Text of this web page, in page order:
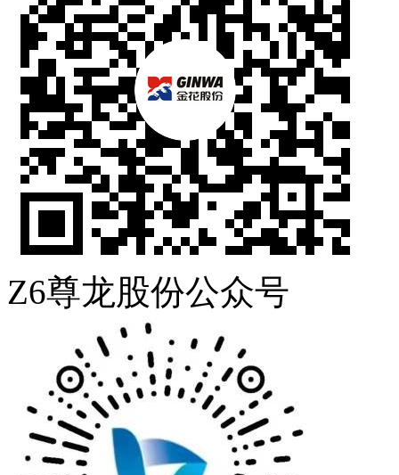
Z6尊龙股份公众号